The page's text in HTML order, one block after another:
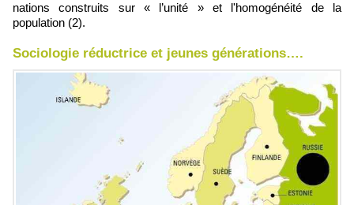
nations construits sur « l’unité » et l'homogénéité de la
population (2).
Sociologie réductrice et jeunes générations….